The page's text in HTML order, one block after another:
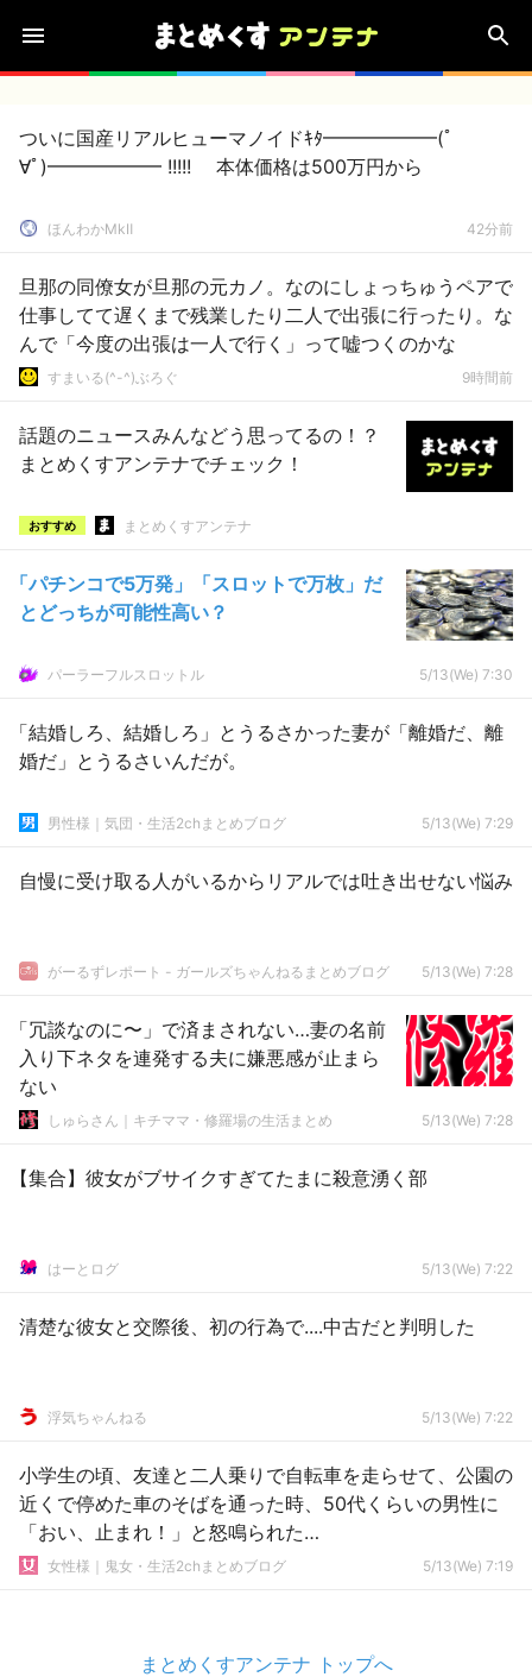
ついに国産リアルヒューマノイドｷﾀ━━━━━━(ﾟ
∀ﾟ)━━━━━━ !!!!! 本体価格は500万円から
ほんわかMkⅡ 42分前
旦那の同僚女が旦那の元カノ。なのにしょっちゅうペアで
仕事してて遅くまで残業したり二人で出張に行ったり。な
んで「今度の出張は一人で行く」って嘘つくのかな
すまいる(^-^)ぶろぐ 9時間前
話題のニュースみんなどう思ってるの！？
まとめくすアンテナでチェック！
おすすめ まとめくすアンテナ
「パチンコで5万発」「スロットで万枚」だ
とどっちが可能性高い？
パーラーフルスロットル 5/13(We) 7:30
「結婚しろ、結婚しろ」とうるさかった妻が「離婚だ、離
婚だ」とうるさいんだが。
男性様｜気団・生活2chまとめブログ 5/13(We) 7:29
自慢に受け取る人がいるからリアルでは吐き出せない悩み
がーるずレポート - ガールズちゃんねるまとめブログ 5/13(We) 7:28
「冗談なのに〜」で済まされない…妻の名前
入り下ネタを連発する夫に嫌悪感が止まら
ない
しゅらさん｜キチママ・修羅場の生活まとめ 5/13(We) 7:28
【集合】彼女がブサイクすぎてたまに殺意湧く部
はーとログ 5/13(We) 7:22
清楚な彼女と交際後、初の行為で....中古だと判明した
浮気ちゃんねる 5/13(We) 7:22
小学生の頃、友達と二人乗りで自転車を走らせて、公園の
近くで停めた車のそばを通った時、50代くらいの男性に
「おい、止まれ！」と怒鳴られた…
女性様｜鬼女・生活2chまとめブログ 5/13(We) 7:19
まとめくすアンテナ トップへ